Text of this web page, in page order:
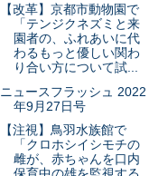
【改革】京都市動物園で
「テンジクネズミと来
園者の、ふれあいに代
わるもっと優しい関わ
り合い方について試...
ニュースフラッシュ 2022
年9月27日号
【注視】鳥羽水族館で
「クロホシイシモチの
雌が、赤ちゃんを口内